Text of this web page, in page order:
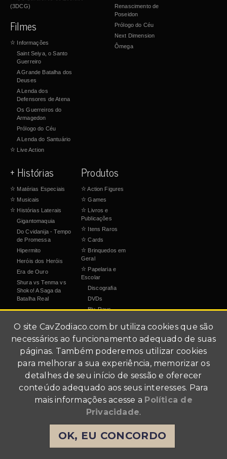
O site CavZodiaco.com.br utiliza cookies que são
necessários ao funcionamento adequado de suas
páginas. Também poderemos utilizar cookies
para melhorar a sua experiência, memorizar os
detalhes de seu início de sessão e oferecer
conteúdo adequado aos seus interesses. Para
mais informações acesse a Política de
Privacidade.
OK, EU CONCORDO
(3DCG)
Filmes
☆ Informações
Saint Seiya, o Santo
Guerreiro
A Grande Batalha dos
Deuses
A Lenda dos
Defensores de Atena
Os Guerreiros do
Armagedon
Prólogo do Céu
A Lenda do Santuário
☆ Live Action
Renascimento de
Poseidon
Prólogo do Céu
Next Dimension
Ômega
+ Histórias
☆ Matérias Especiais
☆ Musicais
☆ Histórias Laterais
Gigantomaquia
Do Cvidanija - Tempo
de Promessa
Hipermito
Heróis dos Heróis
Era de Ouro
Shura vs Tenma vs
Shoko! A Saga da
Batalha Real
Produtos
☆Action Figures
☆ Games
☆ Livros e
Publicações
☆ Itens Raros
☆ Cards
☆ Brinquedos em
Geral
☆ Papelaria e
Escolar
Discografia
DVDs
Blu-Rays
Serviços
Fã-Clube
Ranking / Estatísticas
Loja CavZodiaco
Youtube
Galeria de Imagens
Lives e Podcasts